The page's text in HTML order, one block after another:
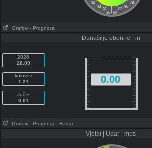
42
78
40
80
38 82
|
36 84
Grafovi - Prognoza
Današnje oborine - in
2026
28.09
kolovoz
1.21
Jučer
0.01
0.00
Grafovi - Prognoza - Radar
Vjetar | Udar - mps